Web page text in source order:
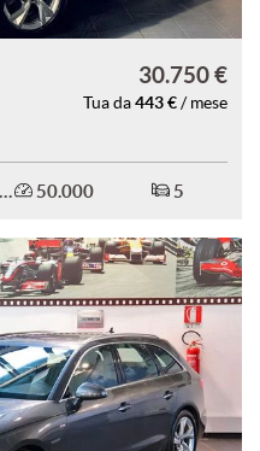
30.750 €
Tua da 443 € / mese
50.000 5